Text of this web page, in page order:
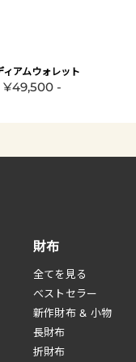
ィアムウォレット
¥49,500 -
財布
全てを見る
べストセラー
新作財布 & 小物
長財布
折財布